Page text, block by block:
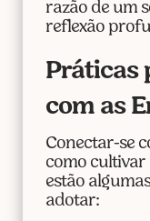
razão de um
reflexão
Práticas
com as
Conectar-se
como
estão
adotar: